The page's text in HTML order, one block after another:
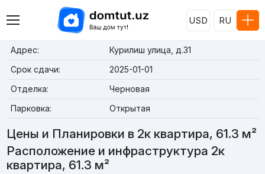
USD RU
Адрес:
Курилиш улица, д.31
Срок сдачи:
2025-01-01
Отделка:
Черновая
Парковка:
Открытая
Цены и Планировки в 2к квартира, 61.3 м²
Расположение и инфраструктура 2к
квартира, 61.3 м²